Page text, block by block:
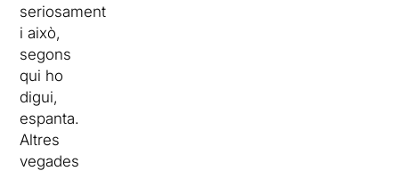
seriosament
i això,
segons
qui ho
digui,
espanta.
Altres
vegades